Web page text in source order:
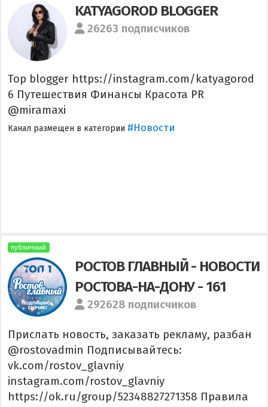
KATYAGOROD BLOGGER
26263 подписчиков
Top blogger https://instagram.com/katyagorod
6 Путешествия Финансы Красота PR
@miramaxi
Канал размещен в категории #Новости
публичный
РОСТОВ ГЛАВНЫЙ - НОВОСТИ
РОСТОВА-НА-ДОНУ - 161
292628 подписчиков
Прислать новость, заказать рекламу, разбан
@rostovadmin Подписывайтесь:
vk.com/rostov_glavniy
instagram.com/rostov_glavniy
https://ok.ru/group/52348827271358 Правила